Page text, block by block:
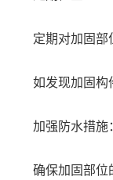
定期对加固部位
如发现加固构件
加强防水措施：
确保加固部位